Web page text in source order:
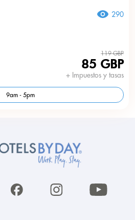
290
119 GBP
85 GBP
+ Impuestos y tasas
9am - 5pm